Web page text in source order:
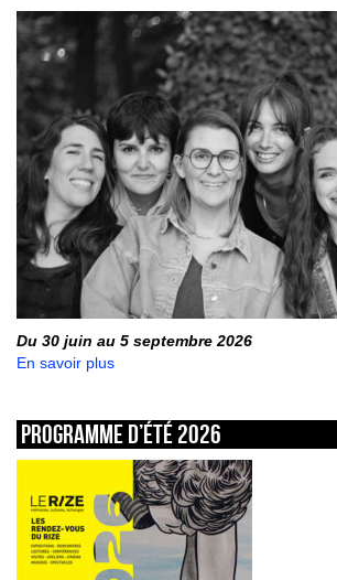
Du 30 juin au 5 septembre 2026
En savoir plus
Programme d’été 2026